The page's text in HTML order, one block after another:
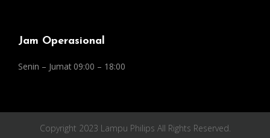
Jam Operasional
Senin – Jumat 09:00 – 18:00
Copyright 2023 Lampu Philips All Rights Reserved.